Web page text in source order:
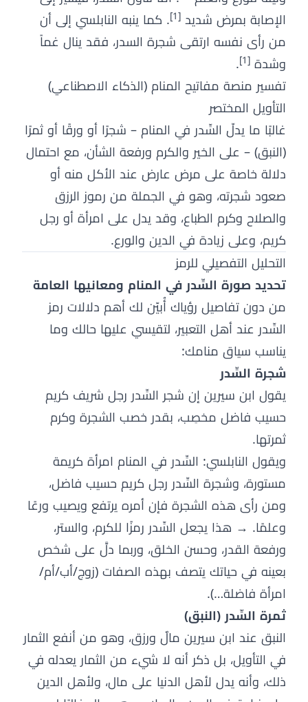
الإصابة بمرض شديد [1] . كما ينبه النابلسي إلى أن
من رأى نفسه ارتقى شجرة السدر، فقد ينال غماً
وشدة [1]
.
تفسير منصة مفاتيح المنام (الذكاء الاصطناعي)
التأويل المختصر
غالبًا ما يدلّ السِّدر في المنام – شجرًا أو ورقًا أو ثمرًا
(النبق) – على الخير والكرم ورفعة الشأن، مع احتمال
دلالة خاصة على مرض عارض عند الأكل منه أو
صعود شجرته، وهو في الجملة من رموز الرزق
والصلاح وكرم الطباع، وقد يدل على امرأة أو رجل
كريم، وعلى زيادة في الدين والورع.
التحليل التفصيلي للرمز
تحديد صورة السِّدر في المنام ومعانيها العامة
من دون تفاصيل رؤياك أُبيّن لك أهم دلالات رمز
السِّدر عند أهل التعبير، لتقيسي عليها حالك وما
يناسب سياق منامك:
شجرة السِّدر
يقول ابن سيرين إن شجر السِّدر رجل شريف كريم
حسيب فاضل مخصِب، بقدر خصب الشجرة وكرم
ثمرتها.
ويقول النابلسي: السِّدر في المنام امرأة كريمة
مستورة، وشجرة السِّدر رجل كريم حسيب فاضل،
ومن رأى هذه الشجرة فإن أمره يرتفع ويصيب ورعًا
وعلمًا. → هذا يجعل السِّدر رمزًا للكرم، والستر،
ورفعة القدر، وحسن الخلق، وربما دلَّ على شخص
بعينه في حياتك يتصف بهذه الصفات (زوج/أب/أم/
امرأة فاضلة…).
ثمرة السِّدر (النبق)
النبق عند ابن سيرين مالٌ ورزق، وهو من أنفع الثمار
في التأويل، بل ذكر أنه لا شيء من الثمار يعدله في
ذلك، وأنه يدل لأهل الدنيا على مال، ولأهل الدين